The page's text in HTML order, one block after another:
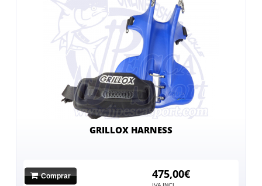
GRILLOX HARNESS
Comprar 475,00€